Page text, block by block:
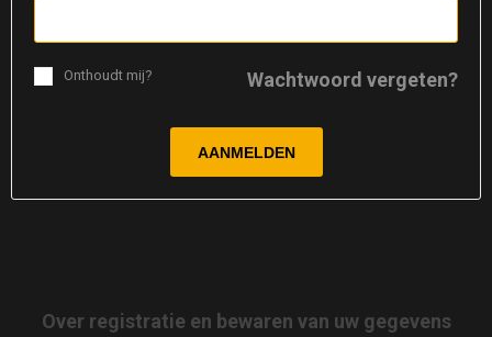
Wachtwoord vergeten?
Onthoudt mij?
Over registratie en bewaren van uw gegevens